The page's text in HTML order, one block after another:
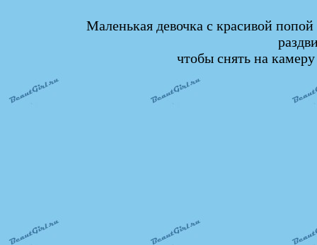
Маленькая девочка с красивой
чтобы снять на